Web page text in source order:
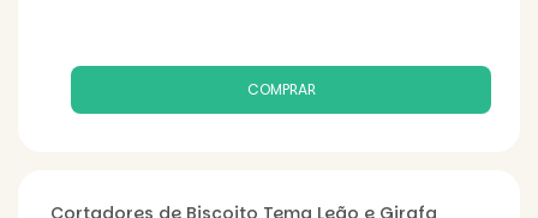
Cortadores de Biscoito Tema Leão e Girafa